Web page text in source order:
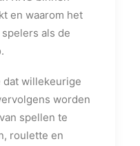
en waarom het
als de
dat willekeurige
worden
spellen te
roulette en